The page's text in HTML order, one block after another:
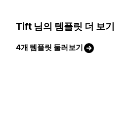
Tift 님의 템플릿 더 보기
4개 템플릿 둘러보기